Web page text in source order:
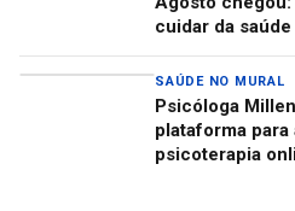
cuidar da
SAÚDE NO MURAL
Psicóloga
plataforma
psicoterapia